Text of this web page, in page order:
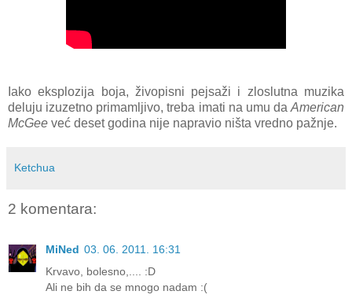
Iako eksplozija boja, živopisni pejsaži i zloslutna muzika
deluju izuzetno primamljivo, treba imati na umu da American
McGee već deset godina nije napravio ništa vredno pažnje.
Ketchua
2 komentara:
MiNed 03. 06. 2011. 16:31
Krvavo, bolesno,.... :D
Ali ne bih da se mnogo nadam :(